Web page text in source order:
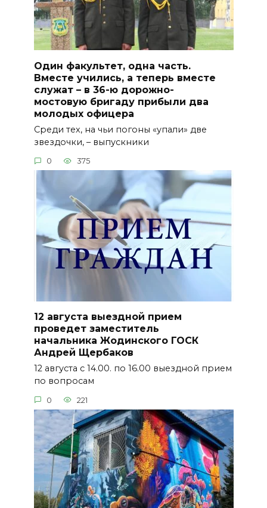
Один факультет, одна часть.
Вместе учились, а теперь вместе
служат – в 36-ю дорожно-
мостовую бригаду прибыли два
молодых офицера
Среди тех, на чьи погоны «упали» две
звездочки, – выпускники
0 375
12 августа выездной прием
проведет заместитель
начальника Жодинского ГОСК
Андрей Щербаков
12 августа с 14.00. по 16.00 выездной прием
по вопросам
0 221